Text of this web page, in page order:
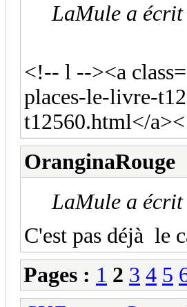
LaMule a écrit
<!-- l --><a
places-le-livre-
t12560.html</
OranginaRouge
LaMule a écrit
C'est pas déjà le
Pages : 1 2 3 4 5